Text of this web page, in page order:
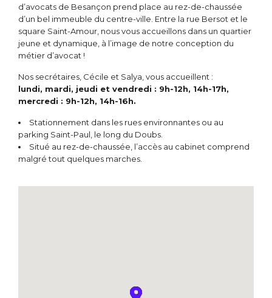
d’avocats de Besançon prend place au rez-de-chaussée
d’un bel immeuble du centre-ville. Entre la rue Bersot et le
square Saint-Amour, nous vous accueillons dans un quartier
jeune et dynamique, à l’image de notre conception du
métier d’avocat !
Nos secrétaires, Cécile et Salya, vous accueillent :
lundi, mardi, jeudi et vendredi : 9h-12h, 14h-17h,
mercredi : 9h-12h, 14h-16h.
Stationnement dans les rues environnantes ou au
parking Saint-Paul, le long du Doubs.
Situé au rez-de-chaussée, l’accès au cabinet comprend
malgré tout quelques marches.